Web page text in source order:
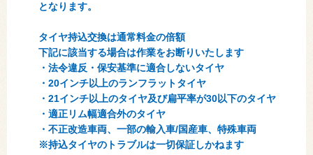
となります。
タイヤ持込交換は通常料金の倍額
下記に該当する場合は作業をお断りいたします
・法令違反・保安基準に適合しないタイヤ
・20インチ以上のランフラットタイヤ
・21インチ以上のタイヤ及び扁平率が30以下のタイヤ
・適正リム幅適合外のタイヤ
・不正改造車両、一部の輸入車/国産車、特殊車両
※持込タイヤのトラブルは一切保証しかねます